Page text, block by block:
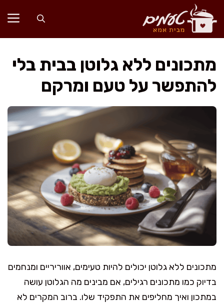
לדלג
לתוכן
מתכונים ללא גלוטן בבית בלי
להתפשר על טעם ומרקם
מתכונים ללא גלוטן יכולים להיות טעימים, אווריריים ומנחמים
בדיוק כמו מתכונים רגילים, אם מבינים מה הגלוטן עושה
במתכון ואיך מחליפים את התפקיד שלו. ברוב המקרים לא